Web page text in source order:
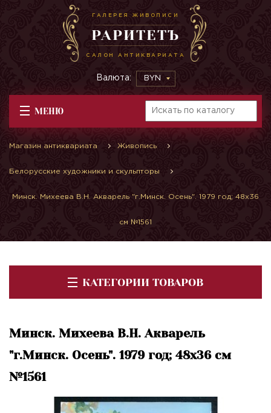
ГАЛЕРЕЯ ЖИВОПИСИ
РАРИТЕТЪ
САЛОН АНТИКВАРИАТА
Валюта: BYN
МЕНЮ
Магазин антиквариата Живопись
Белорусские художники и скульпторы
Минск. Михеева В.Н. Акварель "г.Минск. Осень". 1979 год; 48х36
см №1561
КАТЕГОРИИ ТОВАРОВ
Минск. Михеева В.Н. Акварель
"г.Минск. Осень". 1979 год; 48х36 см
№1561